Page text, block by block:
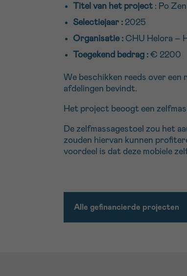
Titel van het project : Po
Selectiejaar : 2025
Organisatie : CHU Helora –
Toegekend bedrag : € 2200
We beschikken reeds over een
afdelingen bevindt.
Het project beoogt een
De zelfmassagestoel zou het
zouden hiervan kunnen
voordeel is dat deze mobiele
Alle gefinancierde projecten